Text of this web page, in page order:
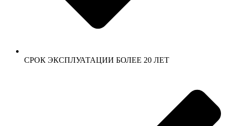
СРОК ЭКСПЛУАТАЦИИ БОЛЕЕ 20 ЛЕТ